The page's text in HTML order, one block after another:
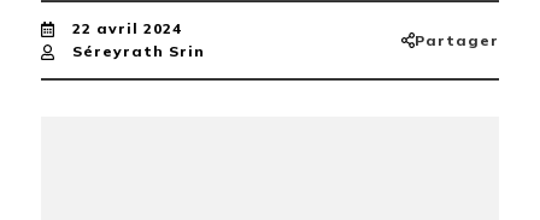
22 avril 2024
Séreyrath Srin
Partager